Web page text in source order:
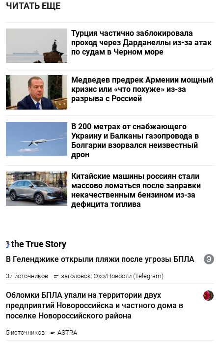
ЧИТАТЬ ЕЩЕ
Турция частично заблокировала
проход через Дарданеллы из-за атак
по судам в Черном море
Медведев предрек Армении мощный
кризис или «что похуже» из-за
разрыва с Россией
В 200 метрах от снабжающего
Украину и Балканы газопровода в
Болгарии взорвался неизвестный
дрон
Китайские машины россиян стали
массово ломаться после заправки
некачественным бензином из-за
дефицита топлива